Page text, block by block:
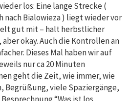
los: Eine lange Strecke (
nach Bialowieza ) liegt wieder vor
gut mit – halt herbstlicher
okay. Auch die Kontrollen an
Dieses Mal haben wir auf
nur ca 20 Minuten
geht die Zeit, wie immer, wie
Begrüßung, viele Spaziergänge,